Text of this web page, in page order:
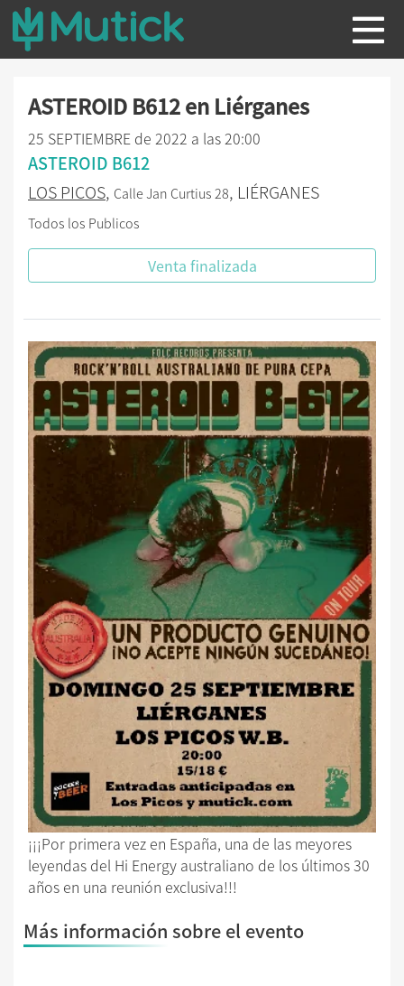
ASTEROID B612 en Liérganes
25 SEPTIEMBRE de 2022 a las 20:00
ASTEROID B612
LOS PICOS, Calle Jan Curtius 28, LIÉRGANES
Todos los Publicos
Venta finalizada
¡¡¡Por primera vez en España, una de las meyores
leyendas del Hi Energy australiano de los últimos 30
años en una reunión exclusiva!!!
Más información sobre el evento